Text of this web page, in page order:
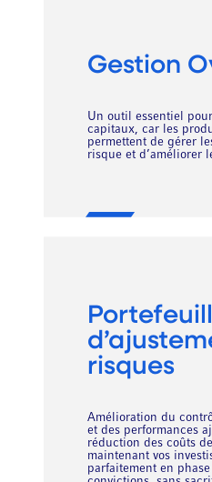
Gestion
Un outil essentiel
capitaux, car les
permettent de gérer
risque et d’améliorer
risques
Amélioration du
et des performances
réduction des coûts
maintenant vos
parfaitement en phase